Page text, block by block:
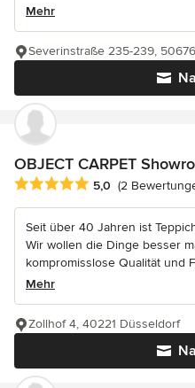
Mehr
Severinstraße 235-239,
OBJECT CARPET
Durchschnittliche
5,0 (2
Seit über 40 Jahren ist
Wir wollen die Dinge besser
kompromisslose Qualität und
Mehr
Zollhof 4, 40221 Düsseldorf